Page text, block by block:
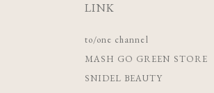
LINK
to/one channel
MASH GO GREEN STORE
SNIDEL BEAUTY